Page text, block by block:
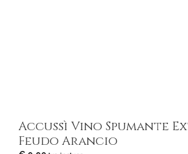
Accussì Vino Spumante
Feudo Arancio